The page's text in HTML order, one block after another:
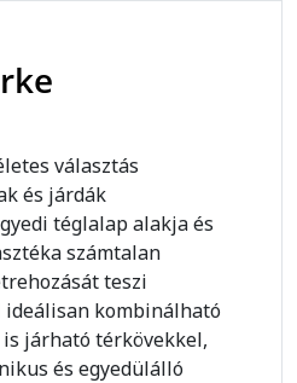
választás
és járdák
téglalap alakja és
számtalan
teszi
ideálisan kombinálható
járható térkövekkel,
és egyedülálló